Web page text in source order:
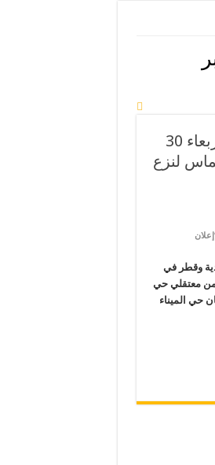
حملة اعتقالات لأهالي العريش بعد احتجاجهم على هدم منازلهم.. الأربعاء 30
لنزع
وقطر في “إعلان
30 يوليو 2025م.. مصر والسعودية وقطر في
نيويورك” يدعون حماس لنزع سلاحها شبكة المرصد الإخبارية – الحصاد المصري *الإفراج عن 9 من معتقلي حي
السلطات الأمنية، صباح اليوم الأربعاء، عن 9 من سكان حي الميناء